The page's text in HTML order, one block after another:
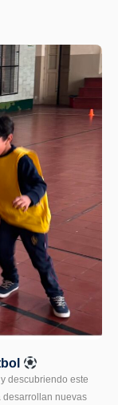
descubriendo este
desarrollan nuevas